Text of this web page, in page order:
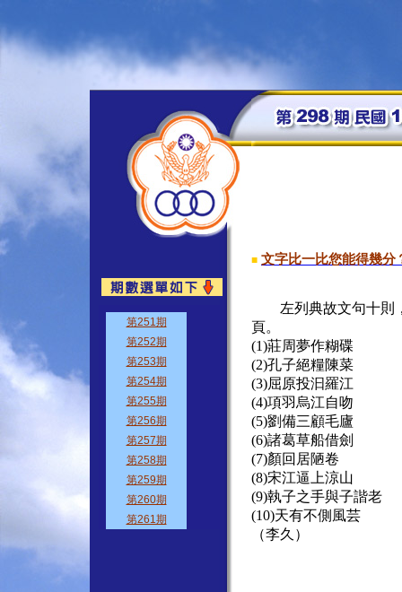
■ 文字比一比您能得幾分
左列典故文句十則，
頁。
(1)莊周夢作糊碟
(2)孔子絕糧陳菜
(3)屈原投汩羅江
(4)項羽烏江自吻
(5)劉備三顧毛廬
(6)諸葛草船借劍
(7)顏回居陋卷
(8)宋江逼上涼山
(9)執子之手與子諧老
(10)天有不側風芸
（李久）